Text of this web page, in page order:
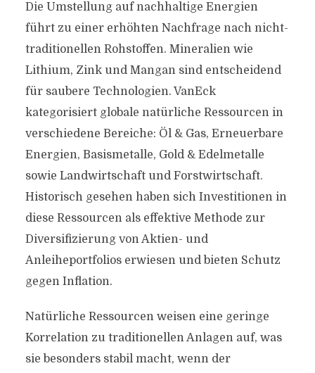
Die Umstellung auf nachhaltige Energien
führt zu einer erhöhten Nachfrage nach nicht-
traditionellen Rohstoffen. Mineralien wie
Lithium, Zink und Mangan sind entscheidend
für saubere Technologien. VanEck
kategorisiert globale natürliche Ressourcen in
verschiedene Bereiche: Öl & Gas, Erneuerbare
Energien, Basismetalle, Gold & Edelmetalle
sowie Landwirtschaft und Forstwirtschaft.
Historisch gesehen haben sich Investitionen in
diese Ressourcen als effektive Methode zur
Diversifizierung von Aktien- und
Anleiheportfolios erwiesen und bieten Schutz
gegen Inflation.
Natürliche Ressourcen weisen eine geringe
Korrelation zu traditionellen Anlagen auf, was
sie besonders stabil macht, wenn der